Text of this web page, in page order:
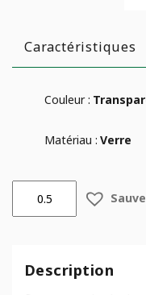
Caractéristiques
Couleur :
Matériau : Verre
Vase
Framboise
Description